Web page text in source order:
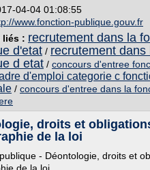
04-04 01:08:55
www.fonction-publique.gouv.fr
liés : recrutement dans la
d'etat / recrutement dans
d etat / concours d'entree
d'emploi categorie c
/ concours d'entree dans la
droits et
de la loi
- Déontologie, droits et